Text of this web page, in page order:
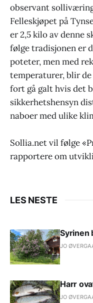
observant
Felleskjøpet på
er 2,5 kilo av denne
følge tradisjonen er
poteter, men med
temperaturer, blir
fort gå galt hvis det
sikkerhetshensyn
naboer med ulike
Sollia.net vil følge
rapportere om
LES NESTE
Syrinen
JO
Harr
JO